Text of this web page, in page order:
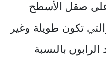
صقل الأسطح
تكون طويلة وغير
بالنسبة